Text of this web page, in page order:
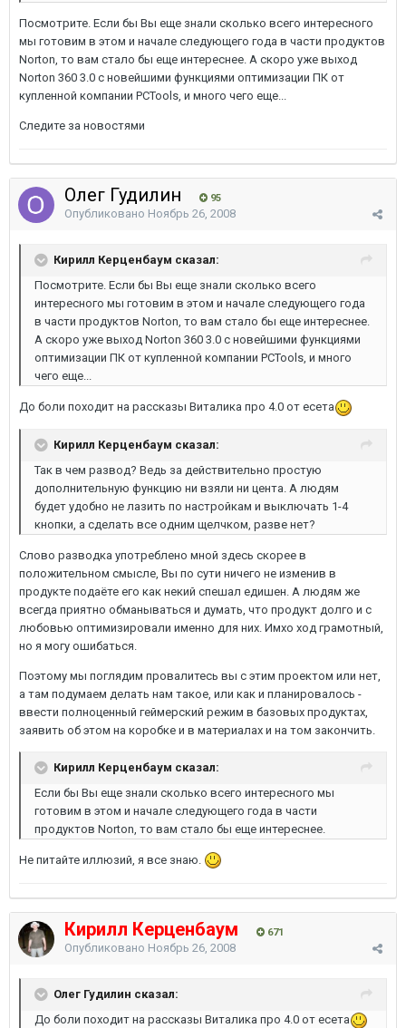
Посмотрите. Если бы Вы еще знали сколько всего интересного
мы готовим в этом и начале следующего года в части продуктов
Norton, то вам стало бы еще интереснее. А скоро уже выход
Norton 360 3.0 с новейшими функциями оптимизации ПК от
купленной компании PCTools, и много чего еще...
Следите за новостями
Олег Гудилин 95
Опубликовано Ноябрь 26, 2008
Кирилл Керценбаум сказал:
Посмотрите. Если бы Вы еще знали сколько всего
интересного мы готовим в этом и начале следующего года
в части продуктов Norton, то вам стало бы еще интереснее.
А скоро уже выход Norton 360 3.0 с новейшими функциями
оптимизации ПК от купленной компании PCTools, и много
чего еще...
До боли походит на рассказы Виталика про 4.0 от есета
Кирилл Керценбаум сказал:
Так в чем развод? Ведь за действительно простую
дополнительную функцию ни взяли ни цента. А людям
будет удобно не лазить по настройкам и выключать 1-4
кнопки, а сделать все одним щелчком, разве нет?
Слово разводка употреблено мной здесь скорее в
положительном смысле, Вы по сути ничего не изменив в
продукте подаёте его как некий спешал едишен. А людям же
всегда приятно обманываться и думать, что продукт долго и с
любовью оптимизировали именно для них. Имхо ход грамотный,
но я могу ошибаться.
Поэтому мы поглядим провалитесь вы с этим проектом или нет,
а там подумаем делать нам такое, или как и планировалось -
ввести полноценный геймерский режим в базовых продуктах,
заявить об этом на коробке и в материалах и на том закончить.
Кирилл Керценбаум сказал:
Если бы Вы еще знали сколько всего интересного мы
готовим в этом и начале следующего года в части
продуктов Norton, то вам стало бы еще интереснее.
Не питайте иллюзий, я все знаю.
Кирилл Керценбаум 671
Опубликовано Ноябрь 26, 2008
Олег Гудилин сказал:
До боли походит на рассказы Виталика про 4.0 от есета